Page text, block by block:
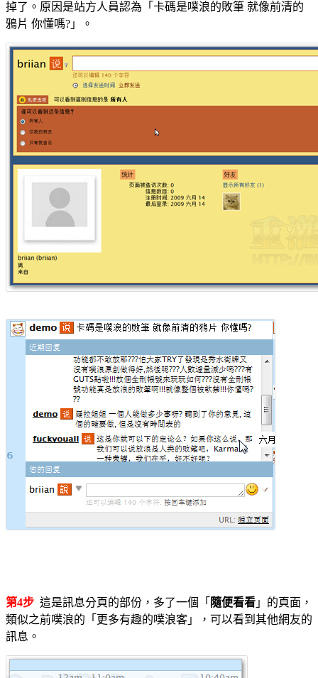
掉了。原因是站方人員認為「卡碼是噗浪的敗筆 就像前清的
鴉片 你懂嗎?」。
第4步 這是訊息分頁的部份，多了一個「 隨便看看 」的頁面，
類似之前噗浪的「更多有趣的噗浪客」，可以看到其他網友的
訊息。